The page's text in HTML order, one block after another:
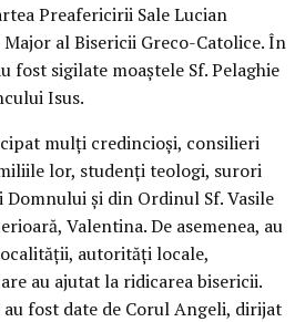
Preafericirii Sale Lucian
al Bisericii Greco-Catolice. În
fost sigilate moaştele Sf. Pelaghie
Isus.
mulţi credincioşi, consilieri
lor, studenţi teologi, surori
şi din Ordinul Sf. Vasile
Valentina. De asemenea, au
autorităţi locale,
au ajutat la ridicarea bisericii.
fost date de Corul Angeli, dirijat